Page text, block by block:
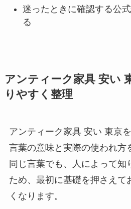
迷ったときに確認する公
る
アンティーク家具 安い
りやすく整理
アンティーク家具 安い 東京
言葉の意味と実際の使われ方
同じ言葉でも、人によって知
ため、最初に基礎を押さえて
くなります。